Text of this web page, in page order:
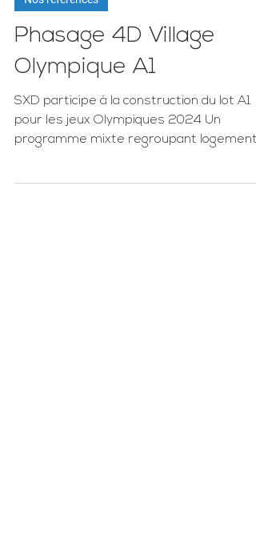
Phasage 4D Village
Olympique A1
SXD participe à la construction du lot A1
pour les jeux Olympiques 2024 Un
programme mixte regroupant